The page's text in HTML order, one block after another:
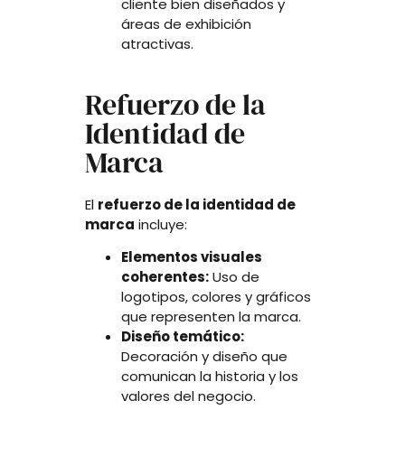
cliente bien diseñados y
áreas de exhibición
atractivas.
El refuerzo de la identidad de
marca incluye:
Elementos visuales
coherentes:Uso de
logotipos, colores y gráficos
que representen la marca.
Diseño temático:
Decoración y diseño que
comunican la historia y los
valores del negocio.
Refuerzo de la
Identidad de
Marca